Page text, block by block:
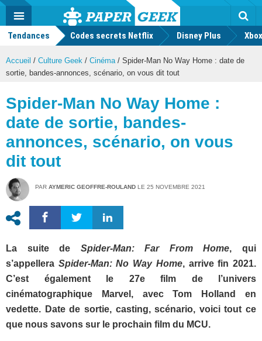
Actu
geek
MENU
Tendances Codes secrets Netflix Disney Plus
Accueil / Culture Geek / Cinéma / Spider-Man No Way Home : date de
sortie, bandes-annonces, scénario, on vous dit tout
Spider-Man No Way Home :
date de sortie, bandes-
annonces, scénario, on vous
dit tout
PAR AYMERIC GEOFFRE-ROULAND LE 25 NOVEMBRE 2021
La suite de Spider-Man: Far From Home, qui
s’appellera Spider-Man: No Way Home, arrive fin 2021.
C’est également le 27e film de l’univers
cinématographique Marvel, avec Tom Holland en
vedette. Date de sortie, casting, scénario, voici tout ce
que nous savons sur le prochain film du MCU.
Mode
FacebookTwitter Youtube